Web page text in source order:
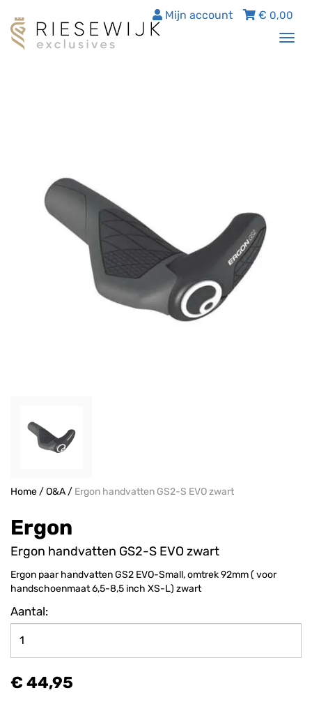
€ 0,00
Mijn account
Home/O&A/ Ergon handvatten GS2-S EVO zwart
Ergon
Ergon handvatten GS2-S EVO zwart
Ergon paar handvatten GS2 EVO-Small, omtrek 92mm ( voor
handschoenmaat 6,5-8,5 inch XS-L) zwart
Aantal:
€ 44,95